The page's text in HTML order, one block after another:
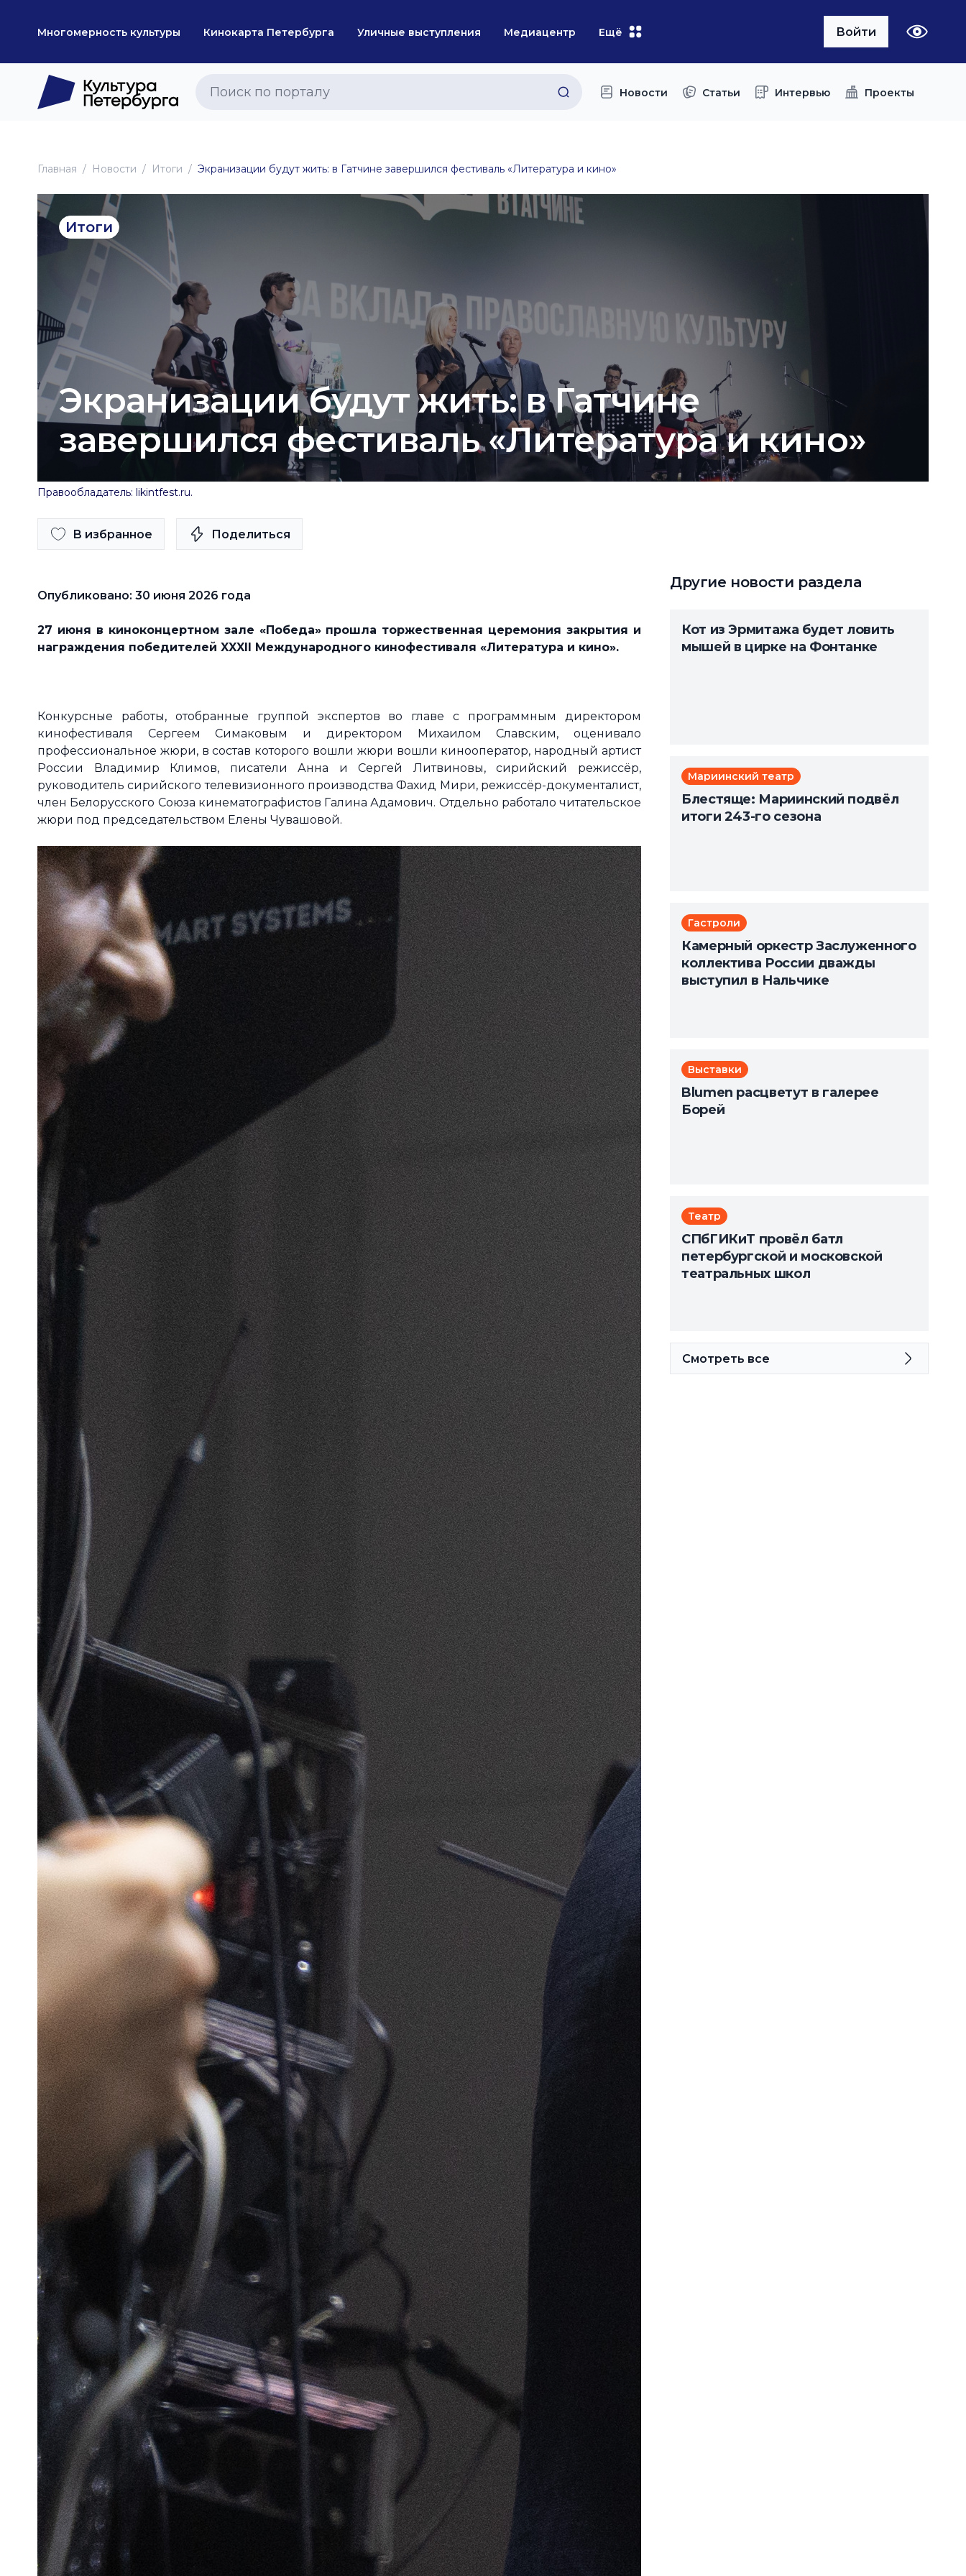
Многомерность культуры Кинокарта Петербурга Уличные выступления Медиацентр Ещё Войти
Новости Статьи Интервью Проекты
Главная Новоcти Итоги Экранизации будут жить: в Гатчине завершился фестиваль «Литература и кино»
Итоги
Экранизации будут жить: в Гатчине
завершился фестиваль «Литература и кино»
Правообладатель: likintfest.ru.
В избранное Поделиться
Опубликовано: 30 июня 2026 года
27 июня в киноконцертном зале «Победа» прошла торжественная церемония закрытия и
награждения победителей XXXII Международного кинофестиваля «Литература и кино».
Конкурсные работы, отобранные группой экспертов во главе с программным директором
кинофестиваля Сергеем Симаковым и директором Михаилом Славским, оценивало
профессиональное жюри, в состав которого вошли жюри вошли кинооператор, народный артист
России Владимир Климов, писатели Анна и Сергей Литвиновы, сирийский режиссёр,
руководитель сирийского телевизионного производства Фахид Мири, режиссёр-документалист,
член Белорусского Союза кинематографистов Галина Адамович. Отдельно работало читательское
жюри под председательством Елены Чувашовой.
Другие новости раздела
Кот из Эрмитажа будет ловить
мышей в цирке на Фонтанке
Мариинский театр
Блестяще: Мариинский подвёл
итоги 243-го сезона
Гастроли
Камерный оркестр Заслуженного
коллектива России дважды
выступил в Нальчике
Выставки
Blumen расцветут в галерее
Борей
Театр
СПбГИКиТ провёл батл
петербургской и московской
театральных школ
Смотреть все